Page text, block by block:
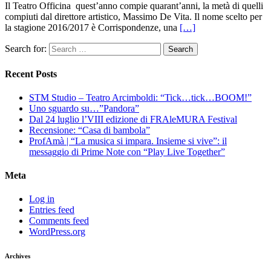
Il Teatro Officina quest’anno compie quarant’anni, la metà di quelli
compiuti dal direttore artistico, Massimo De Vita. Il nome scelto per
la stagione 2016/2017 è Corrispondenze, una […]
Search for:
Recent Posts
STM Studio – Teatro Arcimboldi: “Tick…tick…BOOM!”
Uno sguardo su…”Pandora”
Dal 24 luglio l’VIII edizione di FRAleMURA Festival
Recensione: “Casa di bambola”
ProfAmà | “La musica si impara. Insieme si vive”: il
messaggio di Prime Note con “Play Live Together”
Meta
Log in
Entries feed
Comments feed
WordPress.org
Archives